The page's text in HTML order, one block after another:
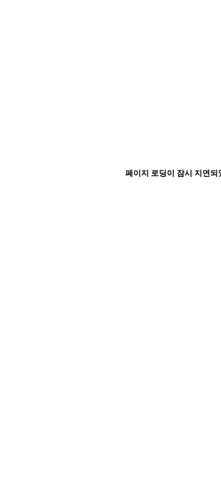
페이지 로딩이 잠시 지연